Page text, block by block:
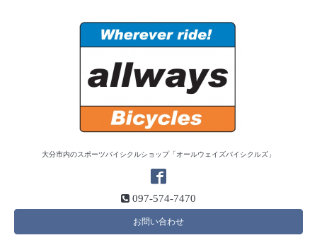
大分市内のスポーツバイシクルショップ「オールウェイズバイシクルズ」
097-574-7470
お問い合わせ